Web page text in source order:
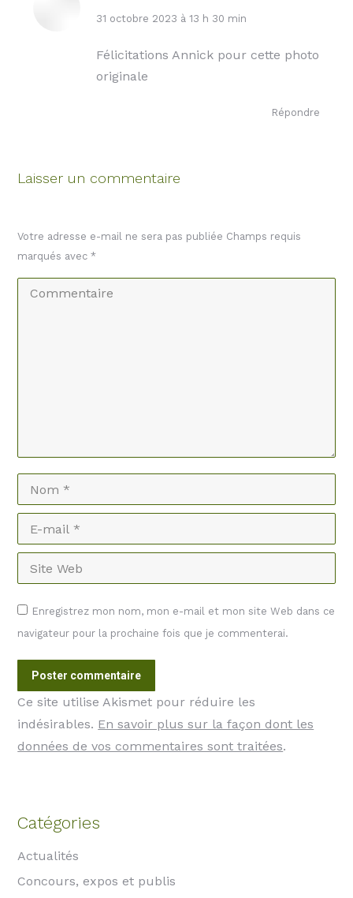
dit
31 octobre 2023 à 13 h 30 min
Félicitations Annick pour cette photo
originale
Répondre
Laisser un commentaire
Votre adresse e-mail ne sera pas publiée Champs requis
marqués avec*
Commentaire
Nom *
E-mail *
Site Web
Enregistrez mon nom, mon e-mail et mon site Web dans ce
navigateur pour la prochaine fois que je commenterai.
Poster commentaire
Ce site utilise Akismet pour réduire les
indésirables. En savoir plus sur la façon dont les
données de vos commentaires sont traitées.
Catégories
Actualités
Concours, expos et publis